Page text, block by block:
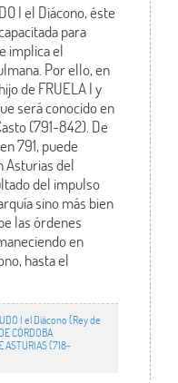
I el Diácono, éste
para
implica el
Por ello, en
de FRUELA I y
será conocido en
(791-842). De
791, puede
Asturias del
del impulso
sino más bien
las órdenes
en
hasta el
I el Diácono (Rey de
CÓRDOBA
ASTURIAS (718-